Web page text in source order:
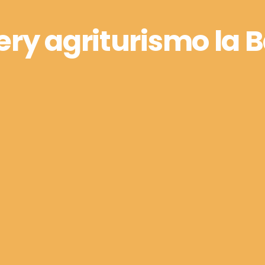
agriturismo la